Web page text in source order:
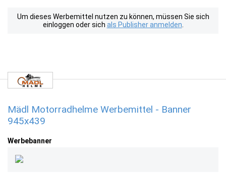
Um dieses Werbemittel nutzen zu können, müssen Sie sich
einloggen oder sich als Publisher anmelden
Mädl Motorradhelme Werbemittel - Banner
945x439
Werbebanner